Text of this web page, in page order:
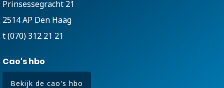
Prinsessegracht 21
2514 AP Den Haag
t (070) 312 21 21
Cao's hbo
Bekijk de cao's hbo